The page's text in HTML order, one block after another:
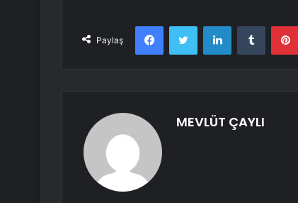
Paylaş
FacebookTwitter LinkedInTumblr
MEVLÜT ÇAYLI